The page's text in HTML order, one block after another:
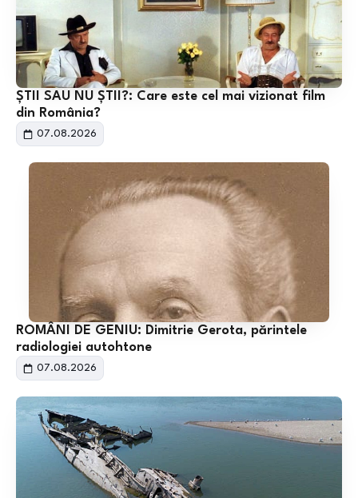
ȘTII SAU NU ȘTII?: Care este cel mai vizionat film
din România?
07.08.2026
ROMÂNI DE GENIU: Dimitrie Gerota, părintele
radiologiei autohtone
07.08.2026